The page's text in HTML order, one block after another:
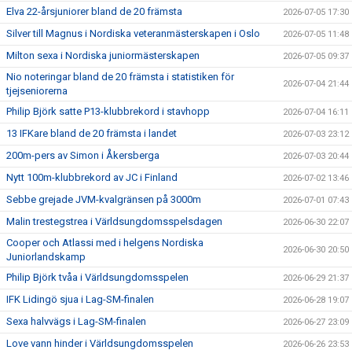
Elva 22-årsjuniorer bland de 20 främsta 2026-07-05 17:30
Silver till Magnus i Nordiska veteranmästerskapen i Oslo 2026-07-05 11:48
Milton sexa i Nordiska juniormästerskapen 2026-07-05 09:37
Nio noteringar bland de 20 främsta i statistiken för
tjejseniorerna
2026-07-04 21:44
Philip Björk satte P13-klubbrekord i stavhopp 2026-07-04 16:11
13 IFKare bland de 20 främsta i landet 2026-07-03 23:12
200m-pers av Simon i Åkersberga 2026-07-03 20:44
Nytt 100m-klubbrekord av JC i Finland 2026-07-02 13:46
Sebbe grejade JVM-kvalgränsen på 3000m 2026-07-01 07:43
Malin trestegstrea i Världsungdomsspelsdagen 2026-06-30 22:07
Cooper och Atlassi med i helgens Nordiska
Juniorlandskamp
2026-06-30 20:50
Philip Björk tvåa i Världsungdomsspelen 2026-06-29 21:37
IFK Lidingö sjua i Lag-SM-finalen 2026-06-28 19:07
Sexa halvvägs i Lag-SM-finalen 2026-06-27 23:09
Love vann hinder i Världsungdomsspelen 2026-06-26 23:53